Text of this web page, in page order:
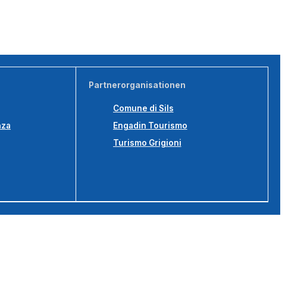
Partnerorganisationen
Comune di Sils
Engadin Tourismo
Turismo Grigioni